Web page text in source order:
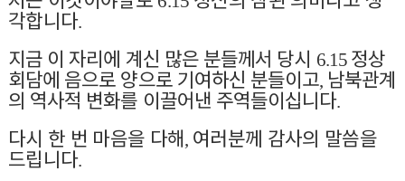
각합니다.
지금 이 자리에 계신 많은 분들께서 당시 6.15 정상
회담에 음으로 양으로 기여하신 분들이고, 남북관계
의 역사적 변화를 이끌어낸 주역들이십니다.
다시 한 번 마음을 다해, 여러분께 감사의 말씀을
드립니다.